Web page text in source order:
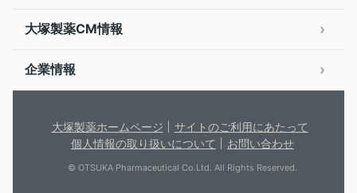
大塚製薬CM情報
企業情報
大塚製薬ホームページ
サイトのご利用にあたって
個人情報の取り扱いについて
お問い合わせ
© OTSUKA Pharmaceutical Co.Ltd. All Rights Reserved.